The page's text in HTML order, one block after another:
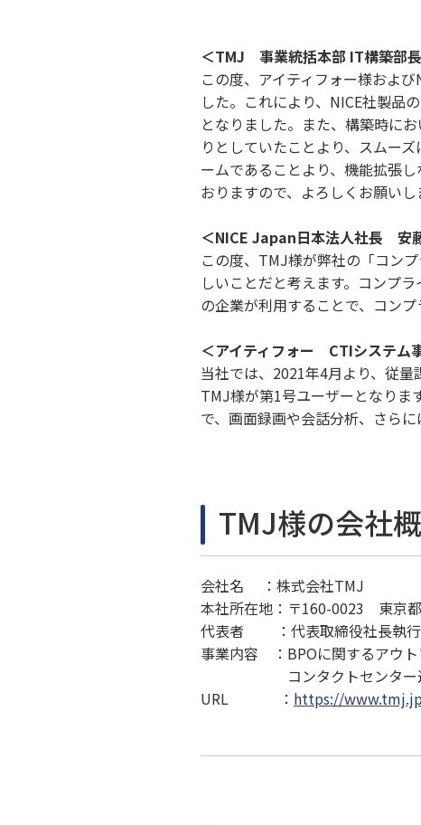
＜TMJ 事業統括本部 IT構築部
この度、アイティフォー様およ
した。これにより、NICE社製品
となりました。また、構築時に
りとしていたことより、スムー
ームであることより、機能拡張
おりますので、よろしくお願いし
＜NICE Japan日本法人社長 安
この度、TMJ様が弊社の「コン
しいことだと考えます。コンプ
の企業が利用することで、コン
＜アイティフォー CTIシステム
当社では、2021年4月より、従
TMJ様が第1号ユーザーとなりま
で、画面録画や会話分析、さら
TMJ様の会社
会社名 ：株式会社TMJ
本社所在地：〒160-0023 東京
代表者 ：代表取締役社長執
事業内容 ：BPOに関するアウ
コンタクトセンター運営 /
URL ： https://